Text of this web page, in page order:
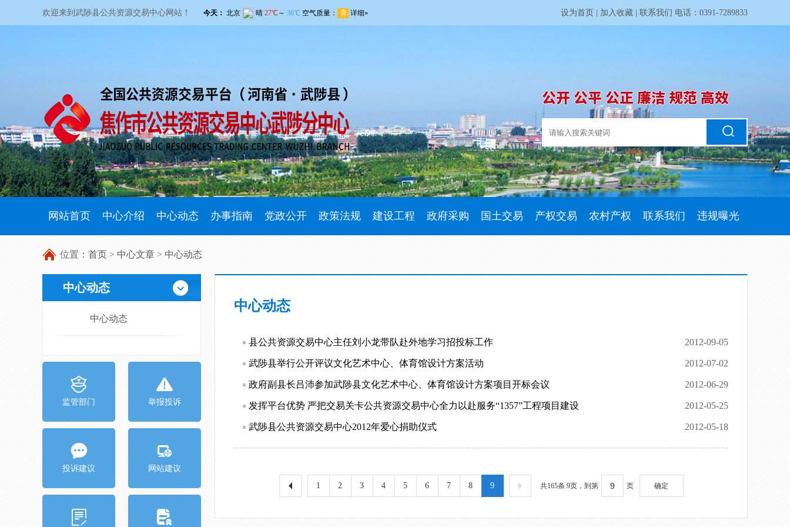
欢迎来到武陟县公共资源交易中心网站！ 设为首页 加入收藏 联系我们 电话：0391-7289833
公开 公平 公正 廉洁 规范 高效
网站首页 中心介绍 中心动态 办事指南 党政公开 政策法规 建设工程 政府采购 国土交易 产权交易 农村产权 联系我们 违规曝光
位置： 首页 > 中心文章 > 中心动态
中心动态
中心动态
监管部门 举报投诉
投诉建议 网站建议
中心动态
县公共资源交易中心主任刘小龙带队赴外地学习招投标工作 2012-09-05
武陟县举行公开评议文化艺术中心、体育馆设计方案活动 2012-07-02
政府副县长吕沛参加武陟县文化艺术中心、体育馆设计方案项目开标会议 2012-06-29
发挥平台优势 严把交易关卡公共资源交易中心全力以赴服务“1357”工程项目建设 2012-05-25
武陟县公共资源交易中心2012年爱心捐助仪式 2012-05-18
1 2 3 4 5 6 7 8 9 共165条 9页，到第 页 确定